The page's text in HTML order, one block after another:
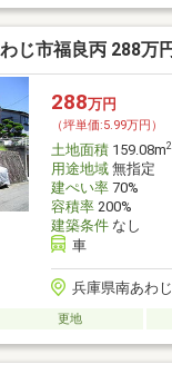
じ市福良丙 288万
288万円
（坪単価:5.99万円）
土地面積159.08m2
用途地域無指定
建ぺい率70%
容積率200%
建築条件なし
車
兵庫県南あわ
更地